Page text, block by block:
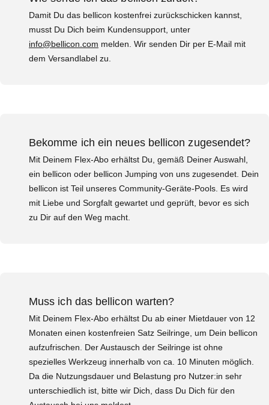
Damit Du das bellicon kostenfrei zurückschicken kannst,
musst Du Dich beim Kundensupport, unter
info@bellicon.com melden. Wir senden Dir per E-Mail mit
dem Versandlabel zu.
Bekomme ich ein neues bellicon zugesendet?
Mit Deinem Flex-Abo erhältst Du, gemäß Deiner Auswahl,
ein bellicon oder bellicon Jumping von uns zugesendet. Dein
bellicon ist Teil unseres Community-Geräte-Pools. Es wird
mit Liebe und Sorgfalt gewartet und geprüft, bevor es sich
zu Dir auf den Weg macht.
Muss ich das bellicon warten?
Mit Deinem Flex-Abo erhältst Du ab einer Mietdauer von 12
Monaten einen kostenfreien Satz Seilringe, um Dein bellicon
aufzufrischen. Der Austausch der Seilringe ist ohne
spezielles Werkzeug innerhalb von ca. 10 Minuten möglich.
Da die Nutzungsdauer und Belastung pro Nutzer:in sehr
unterschiedlich ist, bitte wir Dich, dass Du Dich für den